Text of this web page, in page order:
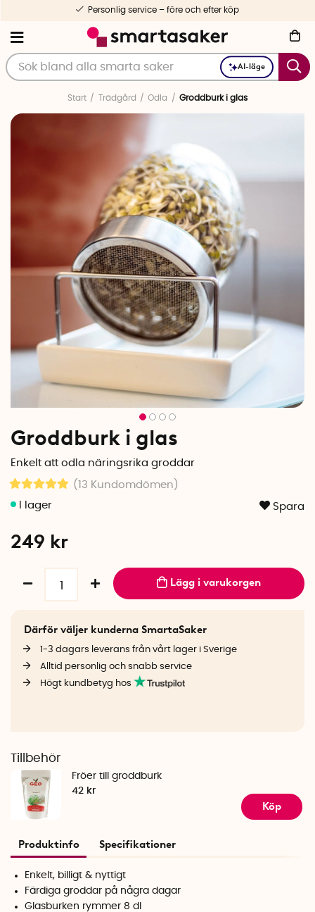
AI-läge
Personlig service – före och efter köp
Start Trädgård Odla Groddburk i glas
Groddburk i glas
Enkelt att odla näringsrika groddar
(13 Kundomdömen )
Spara
249 kr
Lägg i varukorgen
Därför väljer kunderna SmartaSaker
1-3 dagars leverans från vårt lager i Sverige
Alltid personlig och snabb service
Högt kundbetyg hos
Tillbehör
Fröer till groddburk
42 kr
Köp
Produktinfo Specifikationer
Enkelt, billigt & nyttigt
Färdiga groddar på några dagar
Glasburken rymmer 8 dl